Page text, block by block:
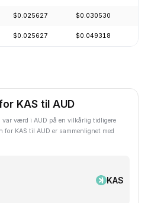
$0.025627 $0.030530
$0.025627 $0.049318
KAS til AUD
var værd i AUD på en vilkårlig tidligere
KAS til AUD er sammenlignet med
KAS